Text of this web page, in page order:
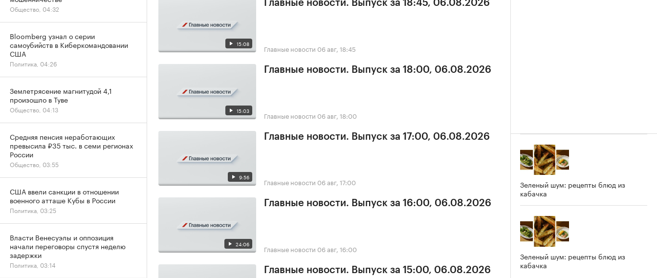
15:08
Главные новости. Выпуск за 18:45, 06.08.2026
Главные новости 06 авг, 18:45
15:03
Главные новости. Выпуск за 18:00, 06.08.2026
Главные новости 06 авг, 18:00
9:56
Главные новости. Выпуск за 17:00, 06.08.2026
Главные новости 06 авг, 17:00
24:06
Главные новости. Выпуск за 16:00, 06.08.2026
Главные новости 06 авг, 16:00
Главные новости. Выпуск за 15:00, 06.08.2026
Зеленый шум: рецепты блюд из
кабачка
Зеленый шум: рецепты блюд из
кабачка
Общество, 04:32
Bloomberg узнал о серии
самоубийств в Киберкомандовании
США
Политика, 04:26
Землетрясение магнитудой 4,1
произошло в Туве
Общество, 04:13
Средняя пенсия неработающих
превысила ₽35 тыс. в семи регионах
России
Общество, 03:55
США ввели санкции в отношении
военного атташе Кубы в России
Политика, 03:25
Власти Венесуэлы и оппозиция
начали переговоры спустя неделю
задержки
Политика, 03:14